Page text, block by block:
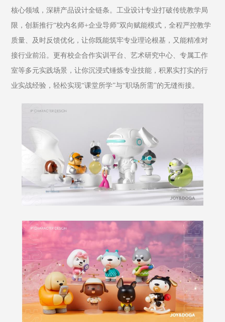
核心领域，深耕产品设计全链条。工业设计专业打破传统教学局
限，创新推行“校内名师+企业导师”双向赋能模式，全程严控教学
质量、及时反馈优化，让你既能筑牢专业理论根基，又能精准对
接行业前沿。更有校企合作实训平台、艺术研究中心、专属工作
室等多元实践场景，让你沉浸式锤炼专业技能，积累实打实的行
业实战经验，轻松实现“课堂所学”与“职场所需”的无缝衔接。